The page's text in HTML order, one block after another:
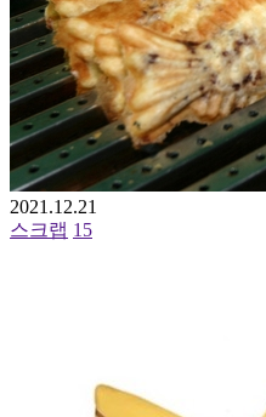
2021.12.21
스크랩 15